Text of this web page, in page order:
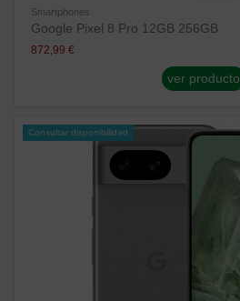
Smartphones
Google Pixel 8 Pro 12GB 256GB
872,99 €
ver producto
Consultar disponibilidad